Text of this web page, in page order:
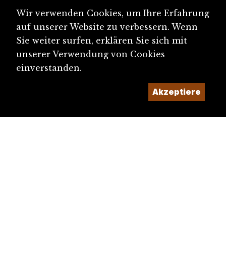
Wir verwenden Cookies, um Ihre Erfahrung
auf unserer Website zu verbessern. Wenn
Sie weiter surfen, erklären Sie sich mit
unserer Verwendung von Cookies
einverstanden.
Akzeptiere